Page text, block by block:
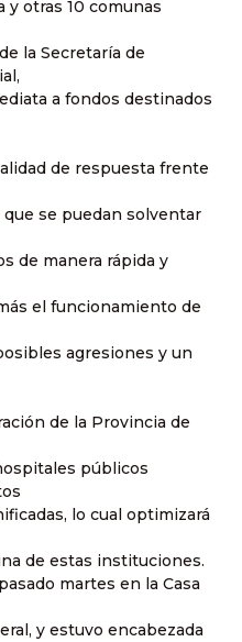
y otras 10 comunas
la Secretaría de
a fondos destinados
de respuesta frente
se puedan solventar
de manera rápida y
el funcionamiento de
agresiones y un
de la Provincia de
públicos
lo cual optimizará
de estas instituciones.
martes en la Casa
y estuvo encabezada